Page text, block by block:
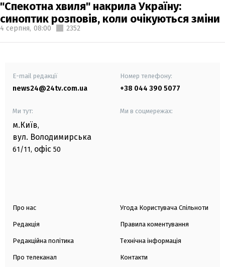
"Спекотна хвиля" накрила Україну:
синоптик розповів, коли очікуються зміни
4 серпня, 08:00 2352
E-mail редакції
news24@24tv.com.ua
Номер телефону:
+38 044 390 5077
Ми тут:
м.Київ,
вул. Володимирська
61/11, офіс 50
Ми в соцмережах:
Про нас
Редакція
Редакційна політика
Про телеканал
Угода Користувача Спільноти
Правила коментування
Технічна інформація
Контакти